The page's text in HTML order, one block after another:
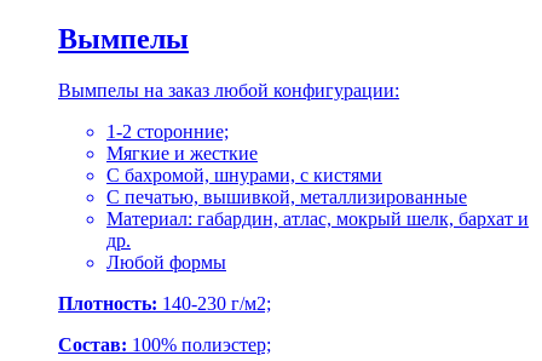
Вымпелы
Вымпелы на заказ любой конфигурации:
1-2 сторонние;
Мягкие и жесткие
С бахромой, шнурами, с кистями
С печатью, вышивкой, металлизированные
Материал: габардин, атлас, мокрый шелк, бархат и
др.
Любой формы
Плотность: 140-230 г/м2;
Состав: 100% полиэстер;